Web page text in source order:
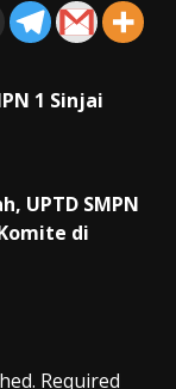
1 Sinjai
UPTD SMPN
di
Required